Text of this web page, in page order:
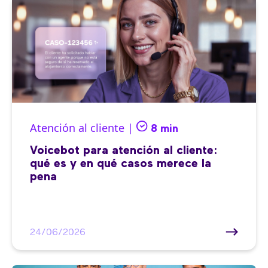
Atención al cliente | 8 min
Voicebot para atención al cliente:
qué es y en qué casos merece la
pena
24/06/2026